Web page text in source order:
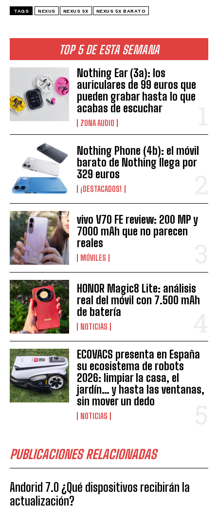
TOP 5 DE ESTA SEMANA
Nothing Ear (3a): los
auriculares de 99 euros que
pueden grabar hasta lo que
acabas de escuchar
ZONA AUDIO
Nothing Phone (4b): el móvil
barato de Nothing llega por
329 euros
¡DESTACADOS!
vivo V70 FE review: 200 MP y
7000 mAh que no parecen
reales
MÓVILES
HONOR Magic8 Lite: análisis
real del móvil con 7.500 mAh
de batería
NOTICIAS
ECOVACS presenta en España
su ecosistema de robots
2026: limpiar la casa, el
jardín… y hasta las ventanas,
sin mover un dedo
NOTICIAS
PUBLICACIONES RELACIONADAS
Andorid 7.0 ¿Qué dispositivos recibirán la
actualización?
TAGS NEXUS NEXUS 5X NEXUS 5X BARATO